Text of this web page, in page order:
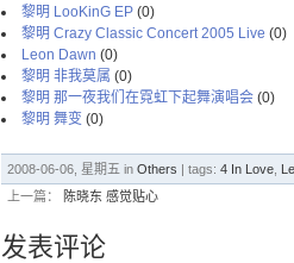
黎明 LooKinG EP (0)
黎明 Crazy Classic Concert 2005 Live (0)
Leon Dawn (0)
黎明 非我莫属 (0)
黎明 那一夜我们在霓虹下起舞演唱会 (0)
黎明 舞变 (0)
2008-06-06, 星期五 in Others | tags: 4 In Love
上一篇：
陈晓东 感觉贴心
发表评论